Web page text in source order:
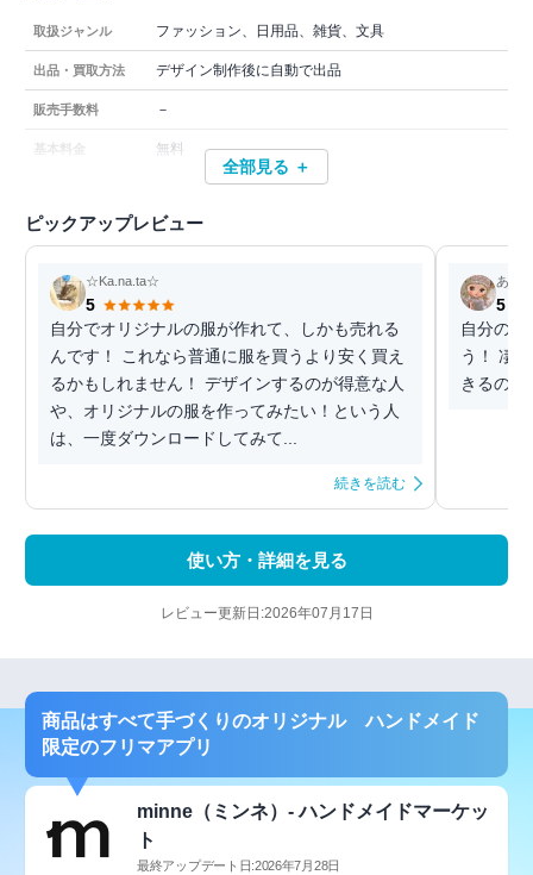
取扱ジャンル ファッション、日用品、雑貨、文具
出品・買取方法 デザイン制作後に自動で出品
販売手数料 －
基本料金 無料
全部見る ＋
ピックアップレビュー
☆Ka.na.ta☆
5
自分でオリジナルの服が作れて、しかも売れる
んです！ これなら普通に服を買うより安く買え
るかもしれません！ デザインするのが得意な人
や、オリジナルの服を作ってみたい！という人
は、一度ダウンロードしてみて...
続きを読む
あや
5
自分の
う！ 凄
きるのが
使い方・詳細を見る
レビュー更新日:2026年07月17日
商品はすべて手づくりのオリジナル ハンドメイド
限定のフリマアプリ
minne（ミンネ）- ハンドメイドマーケッ
ト
最終アップデート日:2026年7月28日